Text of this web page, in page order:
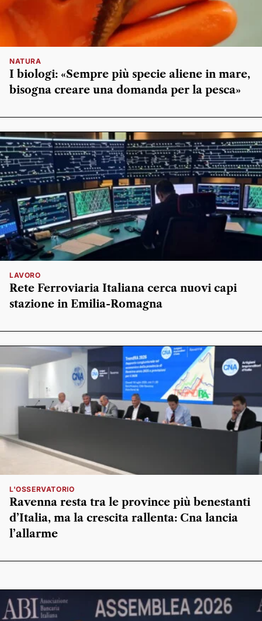
NATURA
I biologi: «Sempre più specie aliene in mare,
bisogna creare una domanda per la pesca»
LAVORO
Rete Ferroviaria Italiana cerca nuovi capi
stazione in Emilia-Romagna
L'OSSERVATORIO
Ravenna resta tra le province più benestanti
d’Italia, ma la crescita rallenta: Cna lancia
l’allarme